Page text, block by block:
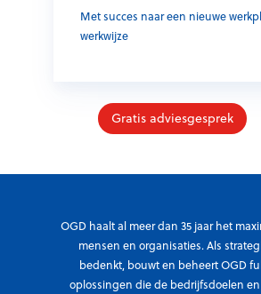
Met succes naar een nieuwe
werkwijze
Gratis adviesgesprek
OGD haalt al meer dan 35 jaar het
mensen en organisaties. Als
bedenkt, bouwt en beheert OGD
oplossingen die de bedrijfsdoelen en